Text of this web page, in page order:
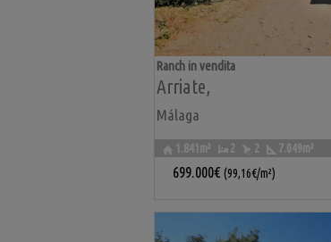
Arriate,
Málaga
Ranch in vendita
1.841m² 2 2 7.049m²
699.000€ (99,16€/m²)